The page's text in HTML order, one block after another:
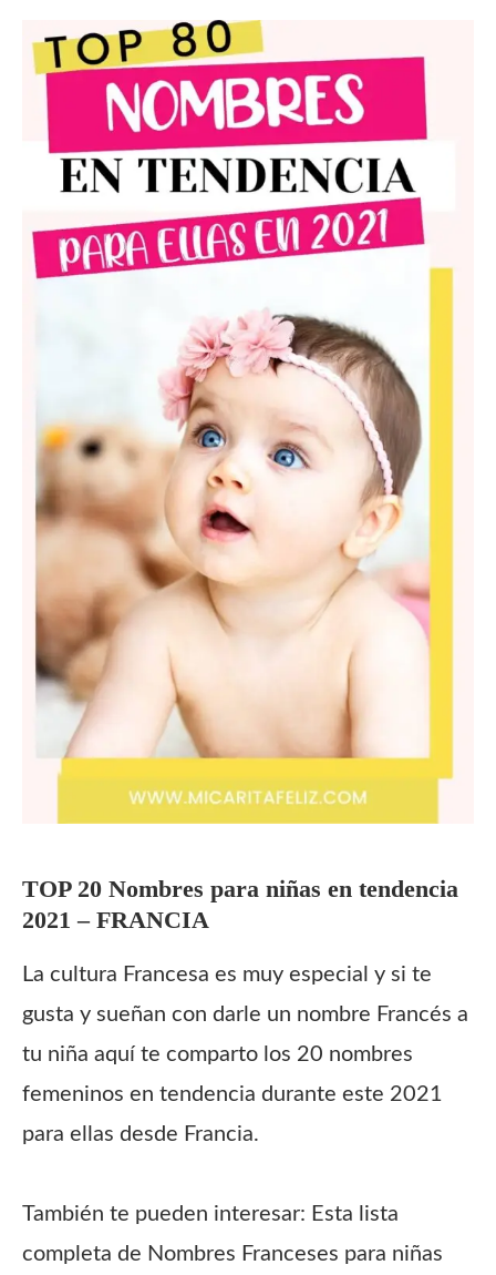
TOP 20 Nombres para niñas en tendencia
2021 – FRANCIA
La cultura Francesa es muy especial y si te
gusta y sueñan con darle un nombre Francés a
tu niña aquí te comparto los 20 nombres
femeninos en tendencia durante este 2021
para ellas desde Francia.
También te pueden interesar: Esta lista
completa de Nombres Franceses para niñas